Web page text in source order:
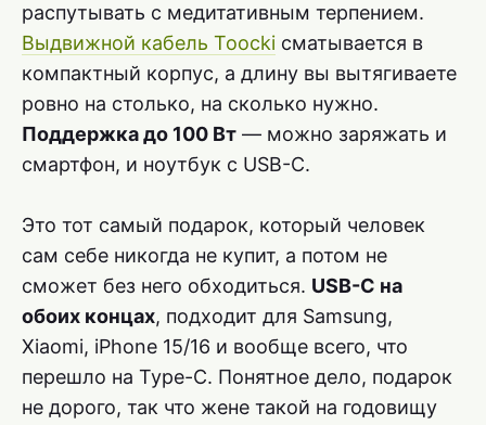
распутывать с медитативным терпением.
Выдвижной кабель Toocki сматывается в
компактный корпус, а длину вы вытягиваете
ровно на столько, на сколько нужно.
Поддержка до 100 Вт — можно заряжать и
смартфон, и ноутбук с USB-C.
Это тот самый подарок, который человек
сам себе никогда не купит, а потом не
сможет без него обходиться. USB-C на
обоих концах, подходит для Samsung,
Xiaomi, iPhone 15/16 и вообще всего, что
перешло на Type-C. Понятное дело, подарок
не дорого, так что жене такой на годовищу